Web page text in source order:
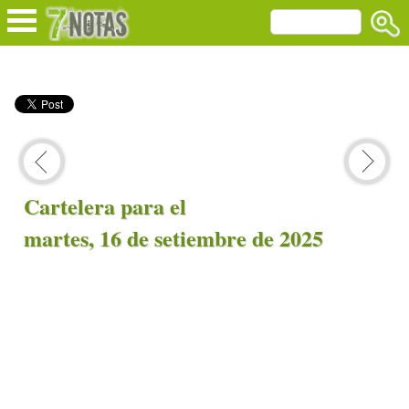
Cartelera para el
martes, 16 de setiembre de 2025